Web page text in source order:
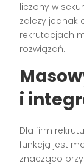
liczony w
zależy jednak
rekrutacjach
rozwiązań.
i
Dla firm
funkcją jest
znacząco